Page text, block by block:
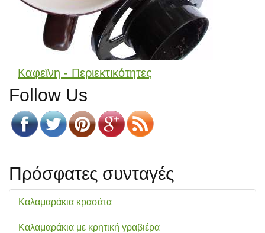
Καφεϊνη - Περιεκτικότητες
Follow Us
Πρόσφατες συνταγές
Καλαμαράκια κρασάτα
Καλαμαράκια με κρητική γραβιέρα